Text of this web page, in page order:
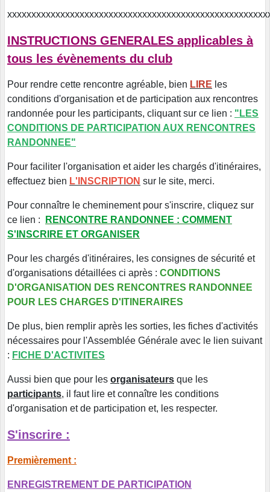
INSTRUCTIONS GENERALES applicables à
tous les évènements du club
Pour rendre cette rencontre agréable, bien LIRE les
conditions d'organisation et de participation aux rencontres
randonnée pour les participants, cliquant sur ce lien : "LES
CONDITIONS DE PARTICIPATION AUX RENCONTRES
RANDONNEE"
Pour faciliter l'organisation et aider les chargés d'itinéraires,
effectuez bien L'INSCRIPTION sur le site, merci.
Pour connaître le cheminement pour s'inscrire, cliquez sur
ce lien :
RENCONTRE RANDONNEE : COMMENT
S'INSCRIRE ET ORGANISER
Pour les chargés d'itinéraires, les consignes de sécurité et
d'organisations détaillées ci après : CONDITIONS
D'ORGANISATION DES RENCONTRES RANDONNEE
POUR LES CHARGES D'ITINERAIRES
De plus, bien remplir après les sorties, les fiches d'activités
nécessaires pour l'Assemblée Générale avec le lien suivant
: FICHE D'ACTIVITES
Aussi bien que pour les organisateurs que les
participants, il faut lire et connaître les conditions
d'organisation et de participation et, les respecter.
S'inscrire :
Premièrement :
ENREGISTREMENT DE PARTICIPATION